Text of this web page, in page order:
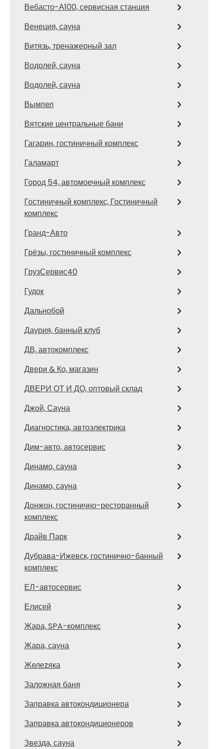
Вебасто-А100, сервисная станция
Венеция, сауна
Витязь, тренажерный зал
Водолей, сауна
Водолей, сауна
Вымпел
Вятские центральные бани
Гагарин, гостиничный комплекс
Галамарт
Город 54, автомоечный комплекс
Гостиничный комплекс, Гостиничный
комплекс
Гранд-Авто
Грёзы, гостиничный комплекс
ГрузСервис40
Гудок
Дальнобой
Даурия, банный клуб
ДВ, автокомплекс
Двери & Ко, магазин
ДВЕРИ ОТ И ДО, оптовый склад
Джой, Сауна
Диагностика, автоэлектрика
Дим-авто, автосервис
Динамо, сауна
Динамо, сауна
Донжон, гостинично-ресторанный
комплекс
Драйв Парк
Дубрава-Ижевск, гостинично-банный
комплекс
ЕЛ-автосервис
Елисей
Жара, SPA-комплекс
Жара, сауна
Желеzяка
Заложная баня
Заправка автокондиционера
Заправка автокондиционеров
Звезда, сауна